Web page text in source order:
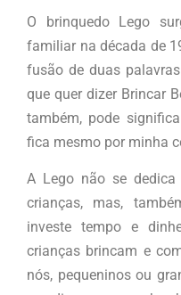
O brinquedo Lego
familiar na década de
fusão de duas
que quer dizer Brincar
também, pode
fica mesmo por minha
A Lego não se dedica
crianças, mas,
investe tempo e
crianças brincam e
nós, pequeninos ou